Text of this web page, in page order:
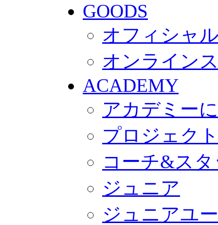
GOODS
オフィシャ
オンライン
ACADEMY
アカデミー
プロジェク
コーチ&ス
ジュニア
ジュニアユ